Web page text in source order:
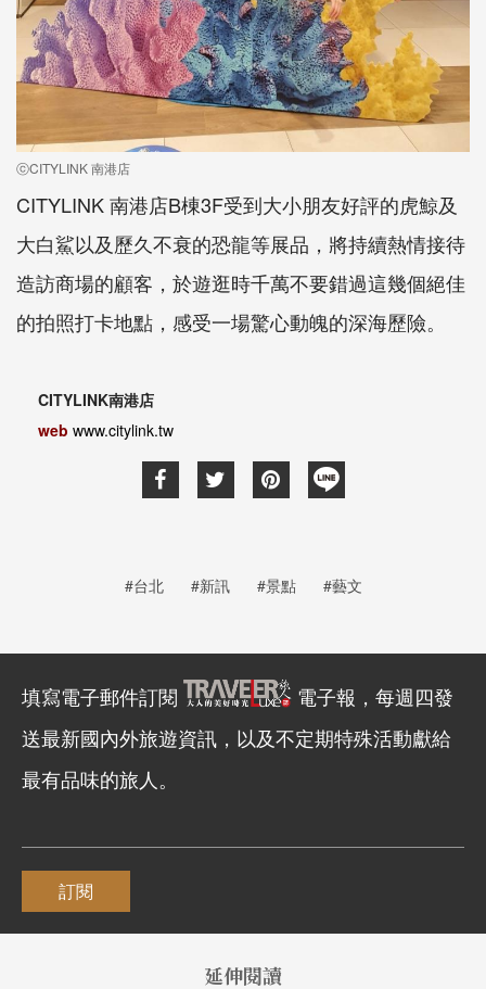
ⓒCITYLINK 南港店
CITYLINK 南港店B棟3F受到大小朋友好評的虎鯨及
大白鯊以及歷久不衰的恐龍等展品，將持續熱情接待
造訪商場的顧客，於遊逛時千萬不要錯過這幾個絕佳
的拍照打卡地點，感受一場驚心動魄的深海歷險。
CITYLINK南港店
web www.citylink.tw
#台北 #新訊 #景點 #藝文
填寫電子郵件訂閱
電子報，每週四發
送最新國內外旅遊資訊，以及不定期特殊活動獻給
最有品味的旅人。
訂閱
延伸閱讀